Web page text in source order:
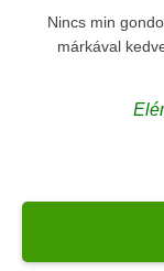
Nincs min
márkával